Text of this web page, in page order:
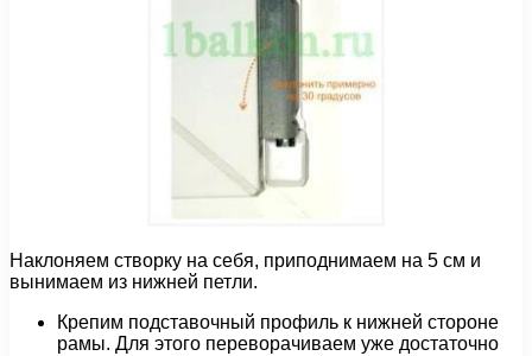
Наклоняем створку на себя, приподнимаем на 5 см и
вынимаем из нижней петли.
Крепим подставочный профиль к нижней стороне
рамы. Для этого переворачиваем уже достаточно